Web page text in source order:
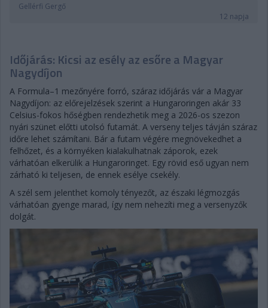
Gellérfi Gergő
12 napja
Időjárás: Kicsi az esély az esőre a Magyar
Nagydíjon
A Formula–1 mezőnyére forró, száraz időjárás vár a Magyar
Nagydíjon: az előrejelzések szerint a Hungaroringen akár 33
Celsius-fokos hőségben rendezhetik meg a 2026-os szezon
nyári szünet előtti utolsó futamát. A verseny teljes távján száraz
időre lehet számítani. Bár a futam végére megnövekedhet a
felhőzet, és a környéken kialakulhatnak záporok, ezek
várhatóan elkerülik a Hungaroringet. Egy rövid eső ugyan nem
zárható ki teljesen, de ennek esélye csekély.
A szél sem jelenthet komoly tényezőt, az északi légmozgás
várhatóan gyenge marad, így nem nehezíti meg a versenyzők
dolgát.